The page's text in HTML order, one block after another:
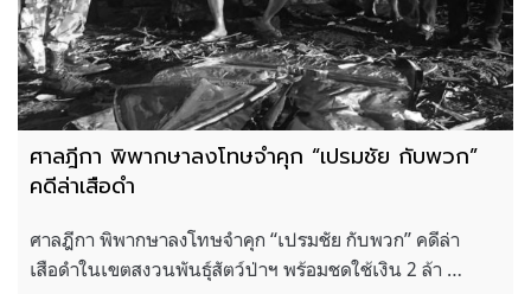
ศาลฎีกา พิพากษาลงโทษจำคุก “เปรมชัย กับพวก”
คดีล่าเสือดำ
ศาลฎีกา พิพากษาลงโทษจำคุก “เปรมชัย กับพวก” คดีล่า
เสือดำในเขตสงวนพันธุ์สัตว์ป่าฯ พร้อมชดใช้เงิน 2 ล้า …